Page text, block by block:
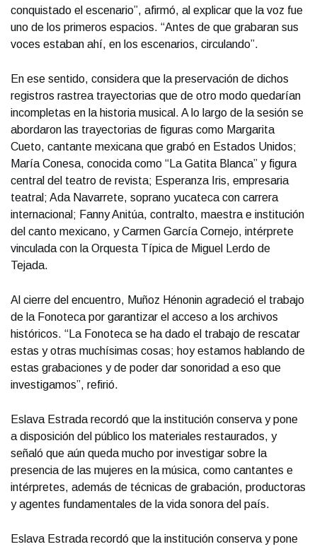
conquistado el escenario”, afirmó, al explicar que la voz fue
uno de los primeros espacios. “Antes de que grabaran sus
voces estaban ahí, en los escenarios, circulando”.
En ese sentido, considera que la preservación de dichos
registros rastrea trayectorias que de otro modo quedarían
incompletas en la historia musical. A lo largo de la sesión se
abordaron las trayectorias de figuras como Margarita
Cueto, cantante mexicana que grabó en Estados Unidos;
María Conesa, conocida como “La Gatita Blanca” y figura
central del teatro de revista; Esperanza Iris, empresaria
teatral; Ada Navarrete, soprano yucateca con carrera
internacional; Fanny Anitúa, contralto, maestra e institución
del canto mexicano, y Carmen García Cornejo, intérprete
vinculada con la Orquesta Típica de Miguel Lerdo de
Tejada.
Al cierre del encuentro, Muñoz Hénonin agradeció el trabajo
de la Fonoteca por garantizar el acceso a los archivos
históricos. “La Fonoteca se ha dado el trabajo de rescatar
estas y otras muchísimas cosas; hoy estamos hablando de
estas grabaciones y de poder dar sonoridad a eso que
investigamos”, refirió.
Eslava Estrada recordó que la institución conserva y pone
a disposición del público los materiales restaurados, y
señaló que aún queda mucho por investigar sobre la
presencia de las mujeres en la música, como cantantes e
intérpretes, además de técnicas de grabación, productoras
y agentes fundamentales de la vida sonora del país.
Eslava Estrada recordó que la institución conserva y pone